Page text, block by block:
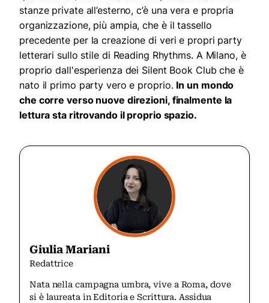
stanze private all’esterno, c’è una vera e propria
organizzazione, più ampia, che è il tassello
precedente per la creazione di veri e propri party
letterari sullo stile di Reading Rhythms. A Milano, è
proprio dall'esperienza dei Silent Book Club che è
nato il primo party vero e proprio. In un mondo
che corre verso nuove direzioni, finalmente la
lettura sta ritrovando il proprio spazio.
Giulia Mariani
Redattrice
Nata nella campagna umbra, vive a Roma, dove
si è laureata in Editoria e Scrittura. Assidua